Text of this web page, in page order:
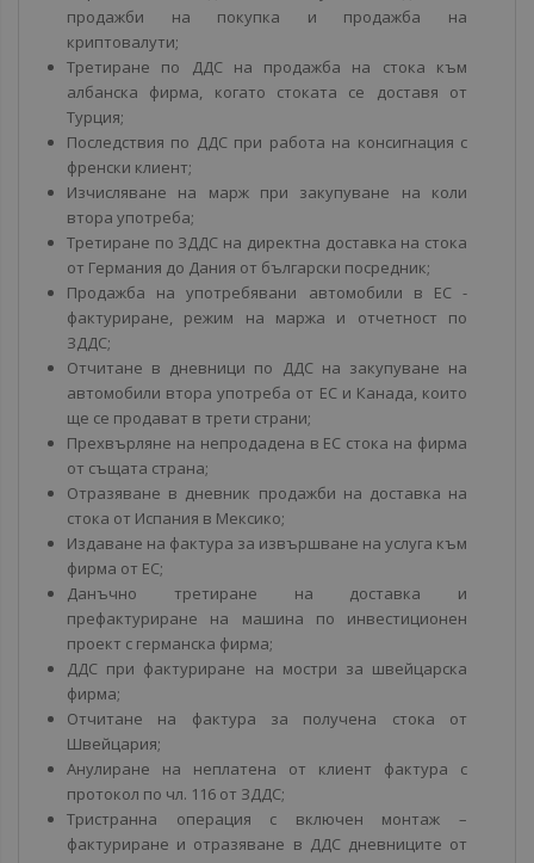
продажби на покупка и продажба на
криптовалути;
Третиране по ДДС на продажба на стока към
албанска фирма, когато стоката се доставя от
Турция;
Последствия по ДДС при работа на консигнация с
френски клиент;
Изчисляване на марж при закупуване на коли
втора употреба;
Третиране по ЗДДС на директна доставка на стока
от Германия до Дания от български посредник;
Продажба на употребявани автомобили в ЕС -
фактуриране, режим на маржа и отчетност по
ЗДДС;
Отчитане в дневници по ДДС на закупуване на
автомобили втора употреба от ЕС и Канада, които
ще се продават в трети страни;
Прехвърляне на непродадена в ЕС стока на фирма
от същата страна;
Отразяване в дневник продажби на доставка на
стока от Испания в Мексико;
Издаване на фактура за извършване на услуга към
фирма от ЕС;
Данъчно третиране на доставка и
префактуриране на машина по инвестиционен
проект с германска фирма;
ДДС при фактуриране на мостри за швейцарска
фирма;
Отчитане на фактура за получена стока от
Швейцария;
Анулиране на неплатена от клиент фактура с
протокол по чл. 116 от ЗДДС;
Тристранна операция с включен монтаж –
фактуриране и отразяване в ДДС дневниците от